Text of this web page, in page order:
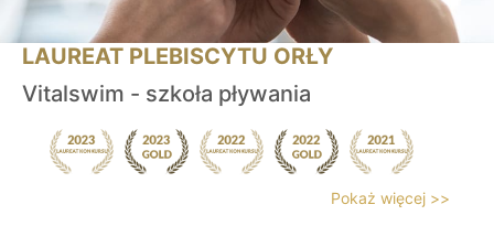
LAUREAT PLEBISCYTU ORŁY
Vitalswim - szkoła pływania
Pokaż więcej >>